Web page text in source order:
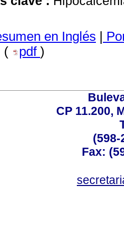
en Inglés
(
pdf )
CP 11.200,
(598-
Fax: